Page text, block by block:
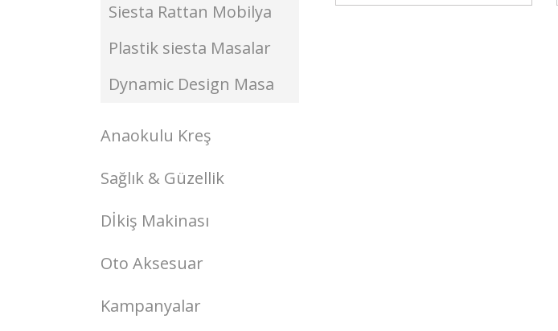
Siesta Rattan Mobilya
Plastik siesta Masalar
Dynamic Design Masa
Anaokulu Kreş
Sağlık & Güzellik
Dİkiş Makinası
Oto Aksesuar
Kampanyalar